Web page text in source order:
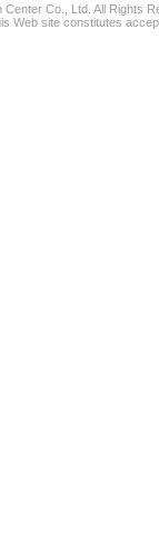
Co., Ltd. All Rights
Web site constitutes